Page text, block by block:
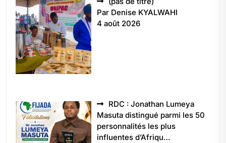
5496
Par Denise KYALWAHI
4 août 2026
RDC : Jonathan Lumeya
Masuta distingué parmi les 50
personnalités les plus
influentes d’Afriqu…